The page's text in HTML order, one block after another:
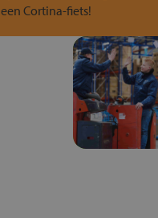
een Cortina-fiets!